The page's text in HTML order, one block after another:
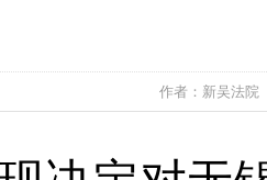
作者：新吴法院